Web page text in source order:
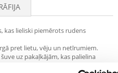
kas lieliski piemērots rudens
pret lietu, vēju un netīrumiem.
uz pakaļkājām, kas palielina